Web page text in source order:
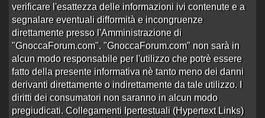
0 risposte
3504 visite
Nessuna risposta
info su albergo economico zona Avellino
Aperto daCameron alle 12:22 del 27/04/15
1 risposta
1895 visite
Ultima rispostadaEnigmista+inRe:info su
albergo economi…alle 09:26 del 29/04/15
finalmente qualcosa di giusto e costrut…
Aperto dasilwer2alle 15:15 del 16/04/15
verificare l'esattezza delle informazioni ivi contenute e a
segnalare eventuali difformità e incongruenze
direttamente presso l'Amministrazione di
"GnoccaForum.com". "GnoccaForum.com" non sarà in
alcun modo responsabile per l'utilizzo che potrè essere
fatto della presente informativa nè tanto meno dei danni
derivanti direttamente o indirettamente da tale utilizzo. I
diritti dei consumatori non saranno in alcun modo
pregiudicati. Collegamenti Ipertestuali (Hypertext Links)